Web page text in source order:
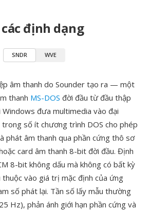
các định dạng
SNDR WVE
âm thanh do Sounder tạo ra — một
thanh MS-DOS đời đầu từ đầu thập
đưa multimedia vào đại
trong số ít chương trình DOS cho phép
phát âm thanh qua phần cứng thô sơ
card âm thanh 8-bit đời đầu. Định
8-bit không dấu mà không có bất kỳ
vào giá trị mặc định của ứng
số phát lại. Tần số lấy mẫu thường
Hz), phản ánh giới hạn phần cứng và